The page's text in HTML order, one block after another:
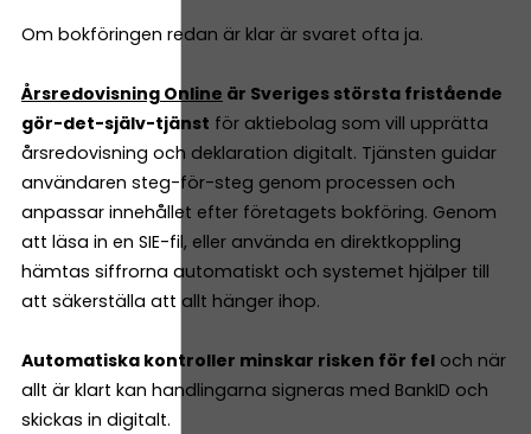
Om bokföringen redan är klar är svaret ofta ja.
Årsredovisning Online är Sveriges största fristående
gör-det-själv-tjänst för aktiebolag som vill upprätta
årsredovisning och deklaration digitalt. Tjänsten guidar
användaren steg-för-steg genom processen och
anpassar innehållet efter företagets bokföring. Genom
att läsa in en SIE-fil, eller använda en direktkoppling
hämtas siffrorna automatiskt och systemet hjälper till
att säkerställa att allt hänger ihop.
Automatiska kontroller minskar risken för fel och när
allt är klart kan handlingarna signeras med BankID och
skickas in digitalt.